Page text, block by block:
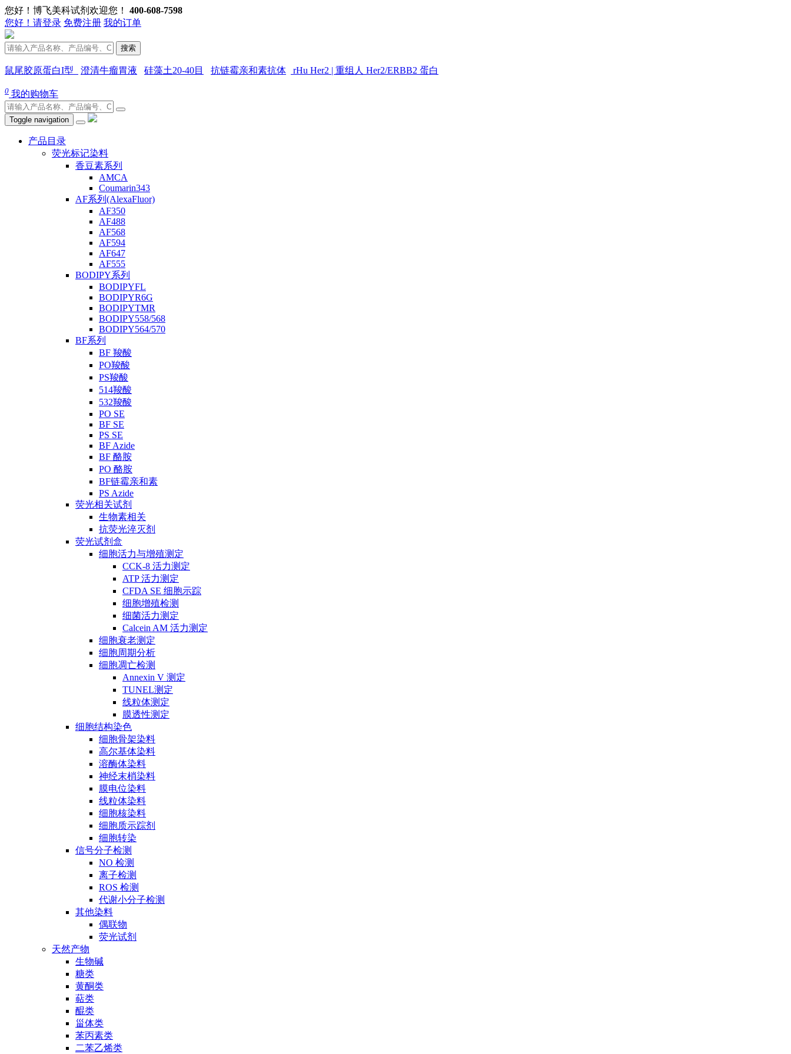
您好！博飞美科试剂欢迎您！ 400-608-7598
您好！请登录 免费注册 我的订单
搜索
鼠尾胶原蛋白I型 澄清牛瘤胃液 硅藻土20-40目 抗链霉亲和素抗体 rHu Her2 | 重组人 Her2/ERBB2 蛋白
0 我的购物车
Toggle navigation
产品目录
荧光标记染料
香豆素系列
AMCA
Coumarin343
AF系列(AlexaFluor)
AF350
AF488
AF568
AF594
AF647
AF555
BODIPY系列
BODIPYFL
BODIPYR6G
BODIPYTMR
BODIPY558/568
BODIPY564/570
BF系列
BF 羧酸
PO羧酸
PS羧酸
514羧酸
532羧酸
PO SE
BF SE
PS SE
BF Azide
BF 酪胺
PO 酪胺
BF链霉亲和素
PS Azide
荧光相关试剂
生物素相关
抗荧光淬灭剂
荧光试剂盒
细胞活力与增殖测定
CCK-8 活力测定
ATP 活力测定
CFDA SE 细胞示踪
细胞增殖检测
细菌活力测定
Calcein AM 活力测定
细胞衰老测定
细胞周期分析
细胞凋亡检测
Annexin V 测定
TUNEL测定
线粒体测定
膜透性测定
细胞结构染色
细胞骨架染料
高尔基体染料
溶酶体染料
神经末梢染料
膜电位染料
线粒体染料
细胞核染料
细胞质示踪剂
细胞转染
信号分子检测
NO 检测
离子检测
ROS 检测
代谢小分子检测
其他染料
偶联物
荧光试剂
天然产物
生物碱
糖类
黄酮类
萜类
醌类
甾体类
苯丙素类
二苯乙烯类